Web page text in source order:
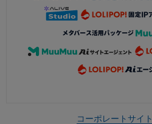
コーポレートサイト